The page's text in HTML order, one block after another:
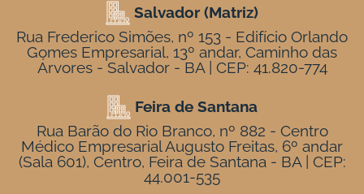
Salvador (Matriz)
Rua Frederico Simões, nº 153 - Edifício Orlando
Gomes Empresarial, 13º andar, Caminho das
Árvores - Salvador - BA | CEP: 41.820-774
Feira de Santana
Rua Barão do Rio Branco, nº 882 - Centro
Médico Empresarial Augusto Freitas, 6º andar
(Sala 601), Centro, Feira de Santana - BA | CEP:
44.001-535